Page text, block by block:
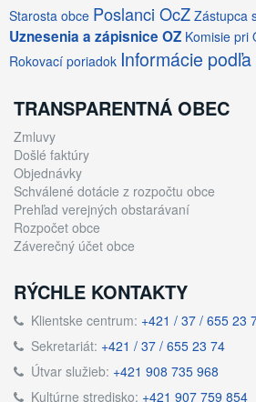
Starosta obce Poslanci OcZ Zástupca
Uznesenia a zápisnice OZ Komisie pri
Rokovací poriadok Informácie
TRANSPARENTNÁ OBEC
Zmluvy
Došlé faktúry
Objednávky
Schválené dotácie z rozpočtu obce
Prehľad verejných obstarávaní
Rozpočet obce
Záverečný účet obce
RÝCHLE KONTAKTY
Klientske centrum: +421 / 37 / 655 23
Sekretariát: +421 / 37 / 655 23 74
Útvar služieb: +421 908 735 968
Kultúrne stredisko: +421 907 759 854